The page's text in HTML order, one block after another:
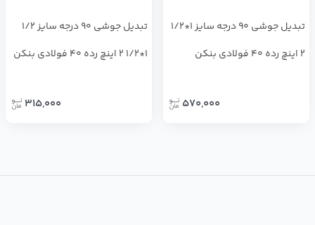
تبدیل جوشی 90 درجه سایز 1*1/2
2 اینچ رده 40 فولادی بنکن
570,000
تبدیل جوشی 90 درجه سایز 1/2
1*1/2 2 اینچ رده 40 فولادی بنکن
315,000